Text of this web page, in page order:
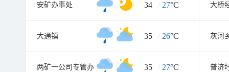
安矿办事处 34 / 27°C 大桥
大通镇 35 / 26°C 灰河
两矿一公司专管办 35 / 27°C 普济